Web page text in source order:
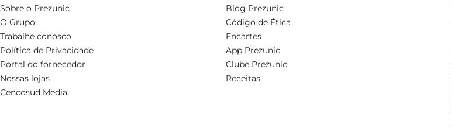
Sobre o Prezunic
O Grupo
Trabalhe conosco
Política de Privacidade
Portal do fornecedor
Nossas lojas
Cencosud Media
Blog Prezunic
Código de Ética
Encartes
App Prezunic
Clube Prezunic
Receitas